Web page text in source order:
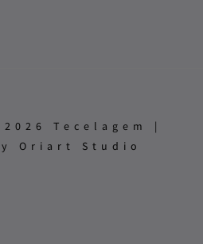
Tecelagem |
Oriart Studio